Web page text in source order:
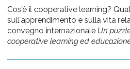
Cos'è il cooperative learning?
sull'apprendimento e sulla vita
convegno internazionale Un
cooperative learning ed